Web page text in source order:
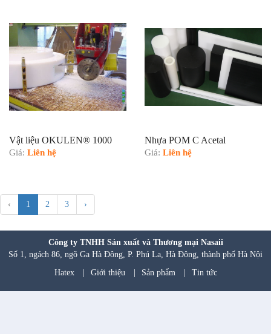
Vật liệu OKULEN® 1000
Giá: Liên hệ
Nhựa POM C Acetal
Giá: Liên hệ
‹ 1 2 3 ›
Công ty TNHH Sản xuất và Thương mại Nasaii
Số 1, ngách 86, ngõ Ga Hà Đông, P. Phú La, Hà Đông, thành phố Hà Nội
Hatex
| Giới thiệu | Sản phẩm | Tin tức